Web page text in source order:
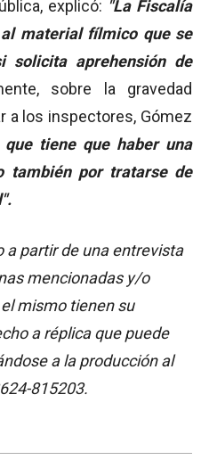
explicó: "La Fiscalía
material fílmico que se
solicita aprehensión de
sobre la gravedad
a los inspectores, Gómez
que tiene que haber una
también por tratarse de
a partir de una entrevista
mencionadas y/o
mismo tienen su
a réplica que puede
a la producción al
815203.